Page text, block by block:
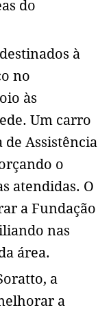
do
à
no
às
Um carro
Assistência
o
atendidas. O
a Fundação
nas
área.
a
a